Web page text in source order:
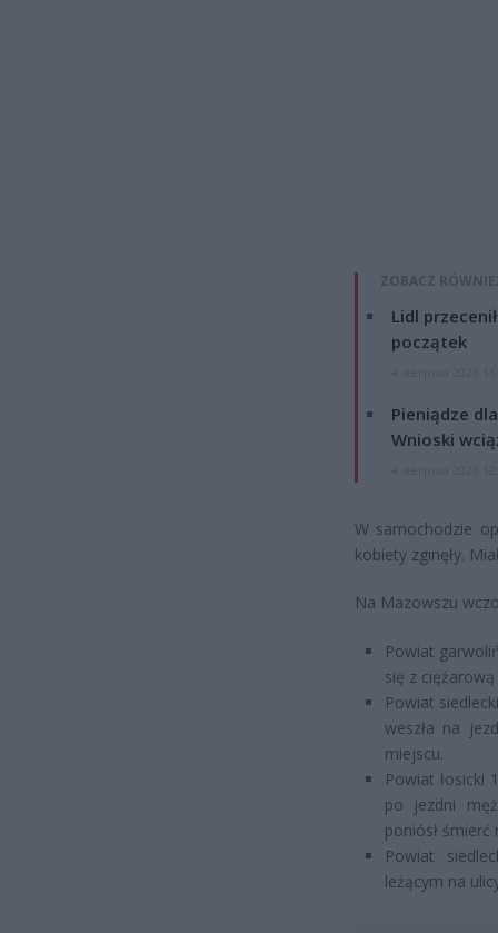
ZOBACZ
Lidl
początek
Pieniądze
Wnioski
W samochodzie
kobiety zginęły.
Na Mazowszu
Powiat
się z
Powiat
weszła na
miejscu.
Powiat łosicki
po jezdni
poniósł śmierć
Powiat
leżącym na